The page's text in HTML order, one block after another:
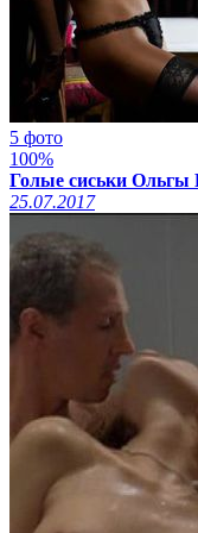
5 фото
100%
Голые сиськи Ольгы
25.07.2017